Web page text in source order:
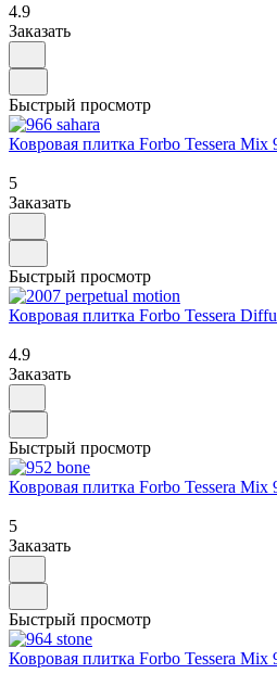
4.9
Заказать
Быстрый просмотр
Ковровая плитка Forbo Tessera Mix
5
Заказать
Быстрый просмотр
Ковровая плитка Forbo Tessera
4.9
Заказать
Быстрый просмотр
Ковровая плитка Forbo Tessera Mix
5
Заказать
Быстрый просмотр
Ковровая плитка Forbo Tessera Mix